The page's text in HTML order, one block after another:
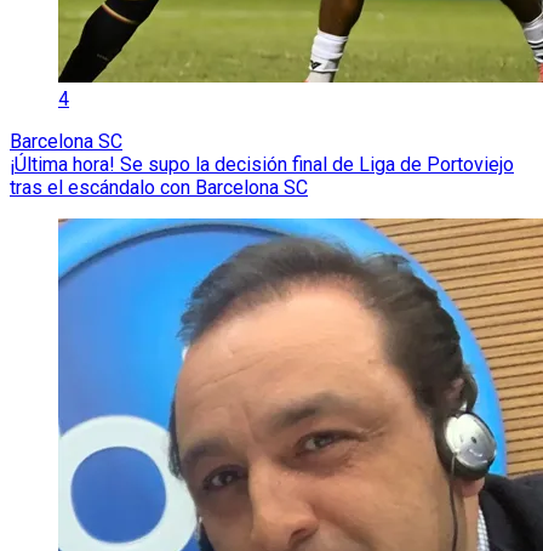
4
Barcelona SC
¡Última hora! Se supo la decisión final de Liga de Portoviejo
tras el escándalo con Barcelona SC